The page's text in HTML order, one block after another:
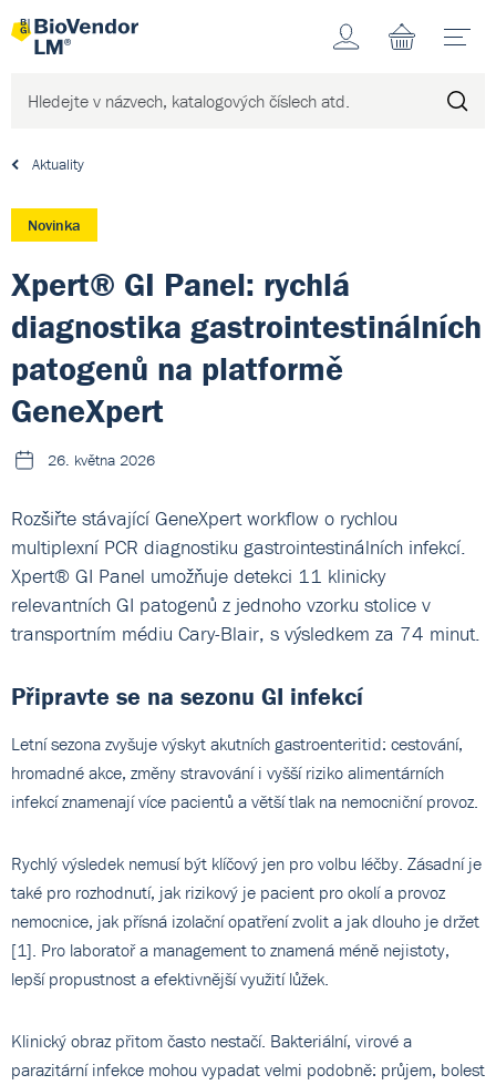
Účet
Aktuality
Novinka
Xpert® GI Panel: rychlá
diagnostika gastrointestinálních
patogenů na platformě
GeneXpert
26. května 2026
Rozšiřte stávající GeneXpert workflow o rychlou
multiplexní PCR diagnostiku gastrointestinálních infekcí.
Xpert® GI Panel umožňuje detekci 11 klinicky
relevantních GI patogenů z jednoho vzorku stolice v
transportním médiu Cary-Blair, s výsledkem za 74 minut.
Připravte se na sezonu GI infekcí
Letní sezona zvyšuje výskyt akutních gastroenteritid: cestování,
hromadné akce, změny stravování i vyšší riziko alimentárních
infekcí znamenají více pacientů a větší tlak na nemocniční provoz.
Rychlý výsledek nemusí být klíčový jen pro volbu léčby. Zásadní je
také pro rozhodnutí, jak rizikový je pacient pro okolí a provoz
nemocnice, jak přísná izolační opatření zvolit a jak dlouho je držet
[1]. Pro laboratoř a management to znamená méně nejistoty,
lepší propustnost a efektivnější využití lůžek.
Klinický obraz přitom často nestačí. Bakteriální, virové a
parazitární infekce mohou vypadat velmi podobně: průjem, bolest